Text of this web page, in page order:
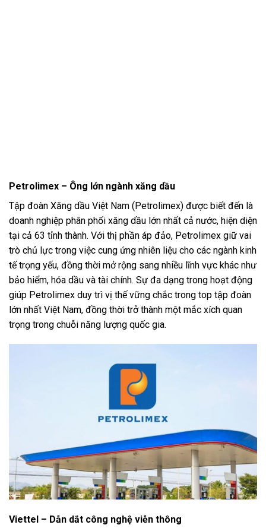
Petrolimex – Ông lớn ngành xăng dầu
Tập đoàn Xăng dầu Việt Nam (Petrolimex) được biết đến là
doanh nghiệp phân phối xăng dầu lớn nhất cả nước, hiện diện
tại cả 63 tỉnh thành. Với thị phần áp đảo, Petrolimex giữ vai
trò chủ lực trong việc cung ứng nhiên liệu cho các ngành kinh
tế trọng yếu, đồng thời mở rộng sang nhiều lĩnh vực khác như
bảo hiểm, hóa dầu và tài chính. Sự đa dạng trong hoạt động
giúp Petrolimex duy trì vị thế vững chắc trong top tập đoàn
lớn nhất Việt Nam, đồng thời trở thành một mắc xích quan
trọng trong chuỗi năng lượng quốc gia.
Viettel – Dẫn dắt công nghệ viễn thông